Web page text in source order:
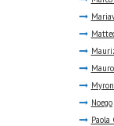
Noego
Paola